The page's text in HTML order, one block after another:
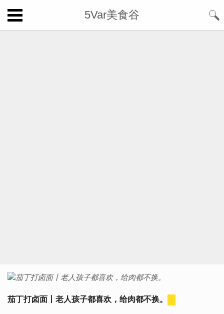
5Var美食谷
茄丁打卤面丨老人孩子都喜欢，给肉都不换。